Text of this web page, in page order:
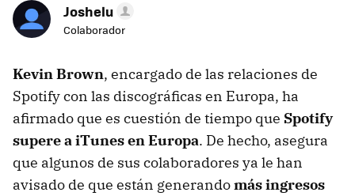
Joshelu
Colaborador
Kevin Brown, encargado de las relaciones de
Spotify con las discográficas en Europa, ha
afirmado que es cuestión de tiempo que Spotify
supere a iTunes en Europa. De hecho, asegura
que algunos de sus colaboradores ya le han
avisado de que están generandomás ingresos